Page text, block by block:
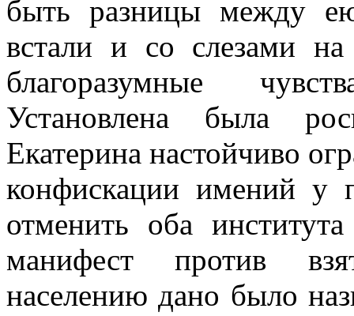
быть разницы между
встали и со слезами на
благоразумные
Установлена была
Екатерина настойчиво
конфискации имений у
отменить оба
манифест против
населению дано было